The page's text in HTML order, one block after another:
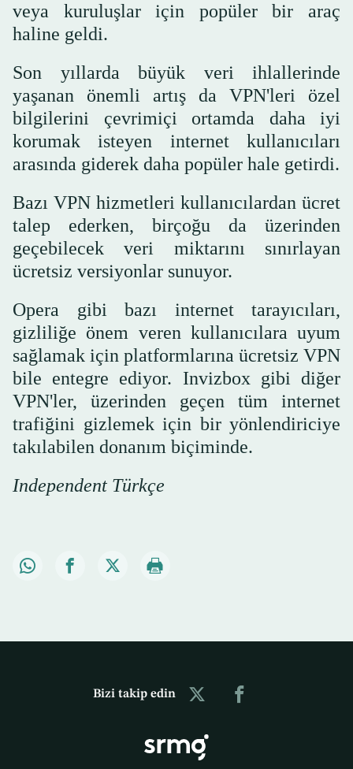
veya kuruluşlar için popüler bir araç
haline geldi.
Son yıllarda büyük veri ihlallerinde
yaşanan önemli artış da VPN'leri özel
bilgilerini çevrimiçi ortamda daha iyi
korumak isteyen internet kullanıcıları
arasında giderek daha popüler hale getirdi.
Bazı VPN hizmetleri kullanıcılardan ücret
talep ederken, birçoğu da üzerinden
geçebilecek veri miktarını sınırlayan
ücretsiz versiyonlar sunuyor.
Opera gibi bazı internet tarayıcıları,
gizliliğe önem veren kullanıcılara uyum
sağlamak için platformlarına ücretsiz VPN
bile entegre ediyor. Invizbox gibi diğer
VPN'ler, üzerinden geçen tüm internet
trafiğini gizlemek için bir yönlendiriciye
takılabilen donanım biçiminde.
Independent Türkçe
Bizi takip edin